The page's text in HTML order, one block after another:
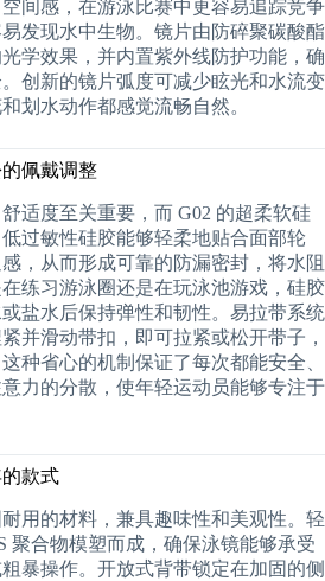
间感，在游泳比赛中更容易追踪竞争
发现水中生物。镜片由防碎聚碳酸酯
学效果，并内置紫外线防护功能，确
创新的镜片弧度可减少眩光和水流变
划水动作都感觉流畅自然。
佩戴调整
适度至关重要，而 G02 的超柔软硅
过敏性硅胶能够轻柔地贴合面部轮
，从而形成可靠的防漏密封，将水阻
练习游泳圈还是在玩泳池游戏，硅胶
盐水后保持弹性和韧性。易拉带系统
并滑动带扣，即可拉紧或松开带子，
种省心的机制保证了每次都能安全、
力的分散，使年轻运动员能够专注于
款式
用的材料，兼具趣味性和美观性。轻
聚合物模塑而成，确保泳镜能够承受
暴操作。开放式背带锁定在加固的侧